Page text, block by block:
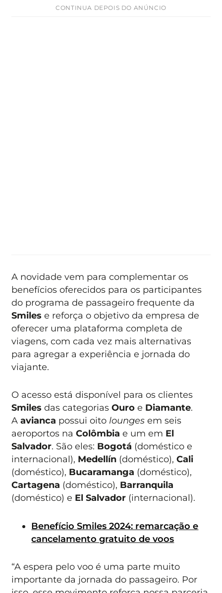
CONTINUA DEPOIS DO ANÚNCIO
A novidade vem para complementar os
benefícios oferecidos para os participantes
do programa de passageiro frequente da
Smilese reforça o objetivo da empresa de
oferecer uma plataforma completa de
viagens, com cada vez mais alternativas
para agregar a experiência e jornada do
viajante.
O acesso está disponível para os clientes
Smilesdas categoriasOuroe Diamante.
Aavianca possui oito loungesem seis
aeroportos naColômbiae um em El
Salvador. São eles: Bogotá (doméstico e
internacional), Medellín (doméstico),Cali
(doméstico), Bucaramanga (doméstico),
Cartagena (doméstico), Barranquila
(doméstico) e El Salvador (internacional).
Benefício Smiles 2024: remarcação e
cancelamento gratuito de voos
“A espera pelo voo é uma parte muito
importante da jornada do passageiro. Por